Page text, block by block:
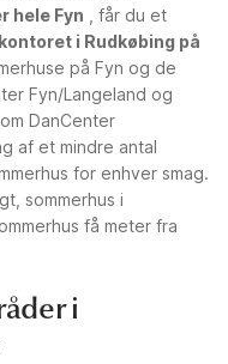
hele Fyn , får du et
i Rudkøbing på
på Fyn og de
Fyn/Langeland og
DanCenter
af et mindre antal
for enhver smag.
sommerhus i
få meter fra
i